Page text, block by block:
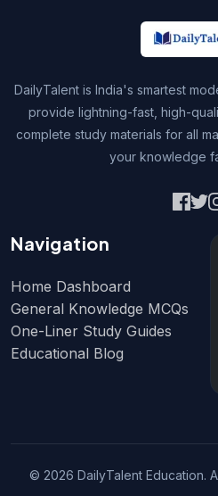
DailyTalent is India's smartest
provide lightning-fast, high-
complete study materials for all
your knowledge
Navigation
Home Dashboard
General Knowledge MCQs
One-Liner Study Guides
Educational Blog
© 2026 DailyTalent Education.